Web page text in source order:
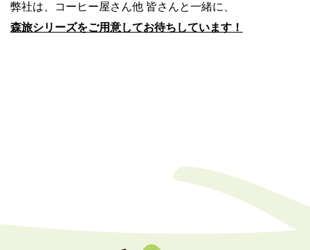
弊社は、コーヒー屋さん他 皆さんと一緒に、
森旅シリーズをご用意してお待ちしています！